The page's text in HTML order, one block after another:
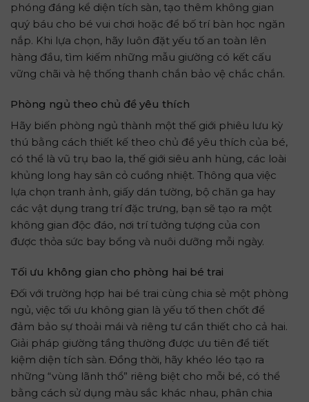
phóng đáng kể diện tích sàn, tạo thêm không gian
quý báu cho bé vui chơi hoặc để bố trí bàn học ngăn
nắp. Khi lựa chọn, hãy luôn đặt yếu tố an toàn lên
hàng đầu, tìm kiếm những mẫu giường có kết cấu
vững chãi và hệ thống thanh chắn bảo vệ chắc chắn.
Phòng ngủ theo chủ đề yêu thích
Hãy biến phòng ngủ thành một thế giới phiêu lưu kỳ
thú bằng cách thiết kế theo chủ đề yêu thích của bé,
có thể là vũ trụ bao la, thế giới siêu anh hùng, các loài
khủng long hay sân cỏ cuồng nhiệt. Thông qua việc
lựa chọn tranh ảnh, giấy dán tường, bộ chăn ga hay
các vật dụng trang trí đặc trưng, bạn sẽ tạo ra một
không gian độc đáo, nơi trí tưởng tượng của con
được thỏa sức bay bổng và nuôi dưỡng mỗi ngày.
Tối ưu không gian cho phòng hai bé trai
Đối với trường hợp hai bé trai cùng chia sẻ một phòng
ngủ, việc tối ưu không gian là yếu tố then chốt để
đảm bảo sự thoải mái và riêng tư cần thiết cho cả hai.
Giải pháp giường tầng thường được ưu tiên để tiết
kiệm diện tích sàn. Đồng thời, hãy khéo léo tạo ra
những “vùng lãnh thổ” riêng biệt cho mỗi bé, có thể
bằng cách sử dụng màu sắc khác nhau, phân chia